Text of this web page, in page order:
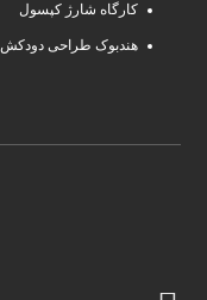
کارگاه شارژ کپسول
هندبوک طراحی دودکش